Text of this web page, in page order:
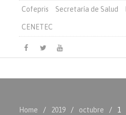
Cofepris Secretaría de Salud
CENETEC
Facebook
TwitterYoutube
Home 2019 octubre 1